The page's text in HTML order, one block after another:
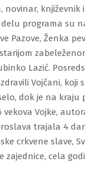
novinar,
delu programa su
Pazove, Ženka
Lazić.
Vojčani, koji
dok je na kraju
Vojke,
trajala 4
crkvene slave,
zajednice, cela